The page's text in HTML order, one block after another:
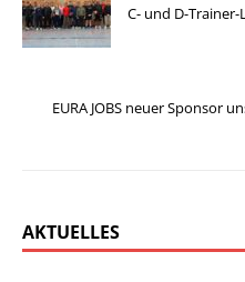
C- und D-
EURA JOBS neuer Sponsor
AKTUELLES